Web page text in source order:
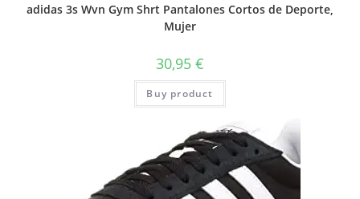
adidas 3s Wvn Gym Shrt Pantalones Cortos de Deporte,
Mujer
30,95 €
Buy product